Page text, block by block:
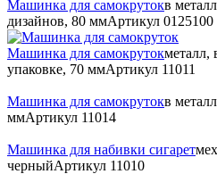
Машинка для самокрутокв
дизайнов, 80 ммАртикул 0125100
Машинка для самокрутокметалл,
упаковке, 70 ммАртикул 11011
Машинка для самокрутокв
ммАртикул 11014
Машинка для набивки сигарет
черныйАртикул 11010